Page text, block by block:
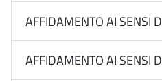
AFFIDAMENTO AI SENSI
AFFIDAMENTO AI SENSI